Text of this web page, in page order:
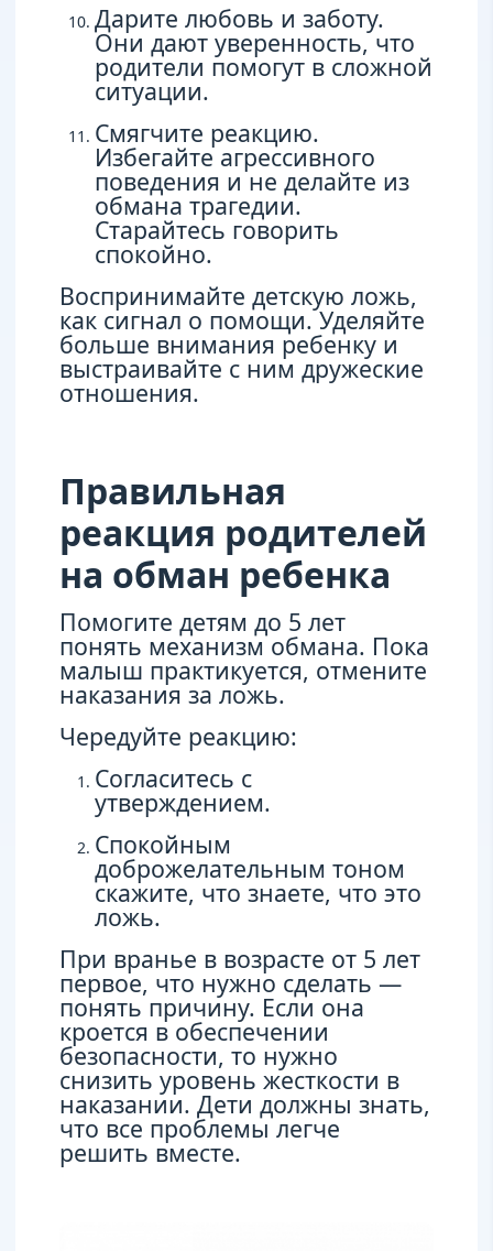
Дарите любовь и заботу.
Они дают уверенность, что
родители помогут в сложной
ситуации.
Смягчите реакцию.
Избегайте агрессивного
поведения и не делайте из
обмана трагедии.
Старайтесь говорить
спокойно.
Воспринимайте детскую ложь,
как сигнал о помощи. Уделяйте
больше внимания ребенку и
выстраивайте с ним дружеские
отношения.
Правильная
реакция родителей
на обман ребенка
Помогите детям до 5 лет
понять механизм обмана. Пока
малыш практикуется, отмените
наказания за ложь.
Чередуйте реакцию:
Согласитесь с
утверждением.
Спокойным
доброжелательным тоном
скажите, что знаете, что это
ложь.
При вранье в возрасте от 5 лет
первое, что нужно сделать —
понять причину. Если она
кроется в обеспечении
безопасности, то нужно
снизить уровень жесткости в
наказании. Дети должны знать,
что все проблемы легче
решить вместе.